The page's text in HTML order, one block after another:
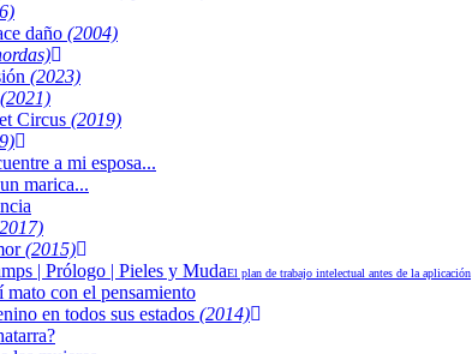
daño (2004)
(2023)
(2021)
Circus (2019)
a mi esposa...
marica...
(2015)
| Prólogo | Pieles y MudaEl plan de trabajo intelectual antes de la aplicación
mato con el pensamiento
en todos sus estados (2014)